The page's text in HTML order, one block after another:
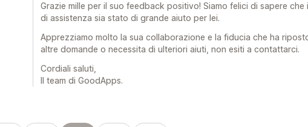
Grazie mille per il suo feedback positivo! Siamo felici di sapere
di assistenza sia stato di grande aiuto per lei.
Apprezziamo molto la sua collaborazione e la fiducia che ha
altre domande o necessita di ulteriori aiuti, non esiti a contattarci.
Cordiali saluti,
Il team di GoodApps.